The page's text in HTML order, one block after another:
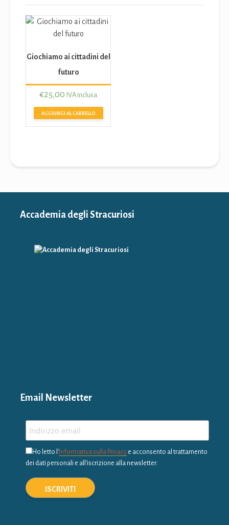
Giochiamo ai cittadini del
futuro
€25,00 IVA inclusa
AGGIUNGI AL CARRELLO
Accademia degli Stracuriosi
Email Newsletter
Ho letto l' Informativa sulla Privacy e acconsento al trattamento
dei dati personali e all'iscrizione alla newsletter: